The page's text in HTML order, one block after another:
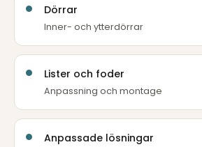
Dörrar
Inner- och ytterdörrar
Lister och foder
Anpassning och montage
Anpassade lösningar